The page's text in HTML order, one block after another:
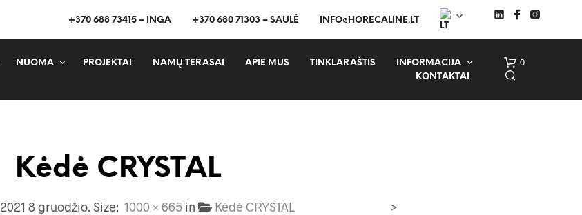
+370 688 73415 – INGA +370 680 71303 – SAULĖ INFO@HORECALINE.LT
NUOMA PROJEKTAI NAMŲ TERASAI APIE MUS TINKLARAŠTIS
INFORMACIJA
KONTAKTAI
0
Kėdė CRYSTAL
2021 8 gruodžio. Size: 1000 × 665in Kėdė CRYSTAL >